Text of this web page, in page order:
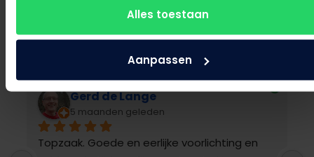
Alles toestaan
Aanpassen
Gebaseerd op 136 beoordelingen
ilse Geurds
6 maanden geleden
Goede winkel met fijn, deskundig personeel